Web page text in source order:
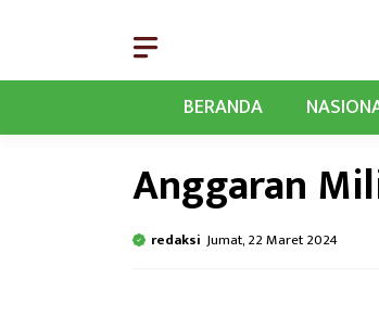
BERANDA
Anggaran
redaksi Jumat, 22 Maret 2024